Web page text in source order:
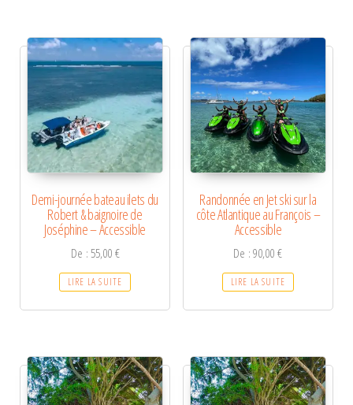
Demi-journée bateau ilets du
Robert & baignoire de
Joséphine – Accessible
De : 55,00€
LIRE LA SUITE
Randonnée en Jet ski sur la
côte Atlantique au François –
Accessible
De :90,00€
LIRE LA SUITE